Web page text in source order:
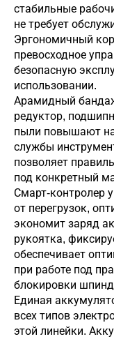
стабильные
не требует
Эргономичный
превосходное
безопасную
использовании.
Арамидный
редуктор,
пыли повышают
службы
позволяет
под конкретный
Смарт-контролер
от перегрузок,
экономит заряд
рукоятка,
обеспечивает
при работе под
блокировки
Единая
всех типов
этой линейки.